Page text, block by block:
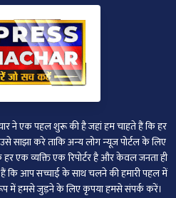
ने एक पहल शुरू की है जहां हम चाहते हैं कि हर
साझा करे ताकि अन्‍य लोग न्‍यूज पोर्टल के लिए
एक व्यक्ति एक रिपोर्टर है और केवल जनता ही
कि आप सच्चाई के साथ चलने की हमारी पहल में
में हमसे जुड़ने के लिए कृपया हमसे संपर्क करें।